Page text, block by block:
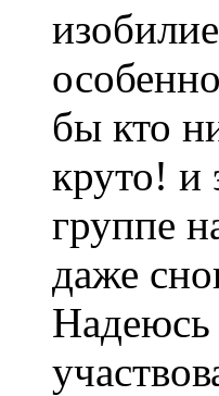
бы кто
круто! и
группе
даже
Надеюсь